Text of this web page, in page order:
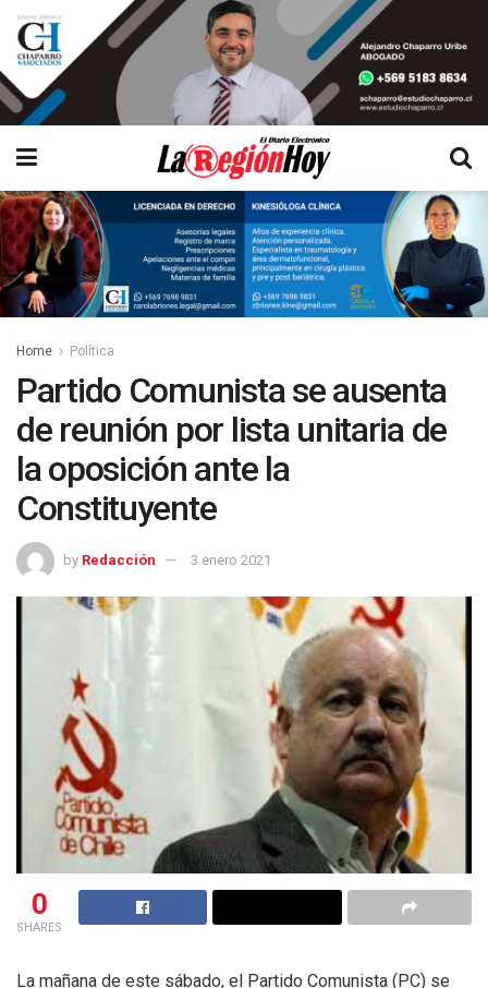
Home Política
Partido Comunista se ausenta
de reunión por lista unitaria de
la oposición ante la
Constituyente
by Redacción 3 enero 2021
0
SHARES
La mañana de este sábado, el Partido Comunista (PC) se